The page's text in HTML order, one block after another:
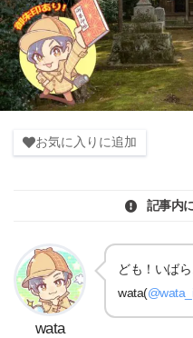
お気に入りに追加
記事内
wata
ども！いば
wata(